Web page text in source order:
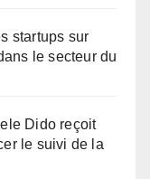
startups sur
le secteur du
Dido reçoit
le suivi de la